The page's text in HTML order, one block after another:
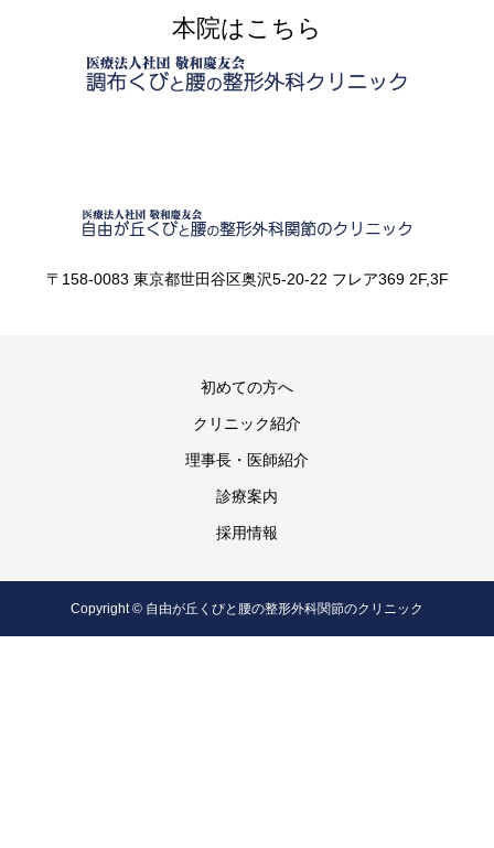
本院はこちら
〒158-0083 東京都世田谷区奥沢5-20-22 フレア369 2F,3F
初めての方へ
クリニック紹介
理事長・医師紹介
診療案内
採用情報
Copyright © 自由が丘くびと腰の整形外科関節のクリニック